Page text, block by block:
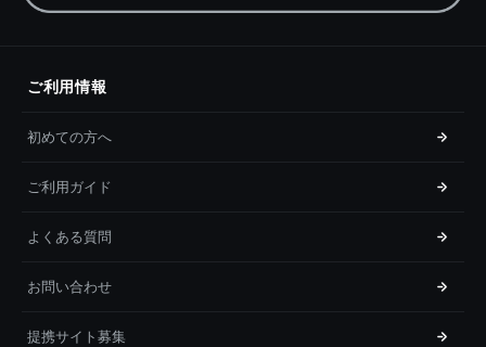
ご利用情報
初めての方へ
ご利用ガイド
よくある質問
お問い合わせ
提携サイト募集